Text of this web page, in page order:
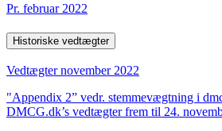
Pr. februar 2022
Historiske vedtægter
Vedtægter november 2022
"Appendix 2” vedr. stemmevægtning i
DMCG.dk’s vedtægter frem til 24.